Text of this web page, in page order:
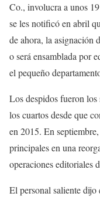
Co., involucra a unos
se les notificó en abril
de ahora, la asignación
o será ensamblada por
el pequeño
Los despidos fueron los
los cuartos desde que
en 2015. En
principales en una
operaciones editoriales
El personal saliente